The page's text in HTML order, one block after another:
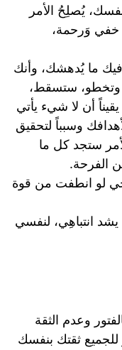
يُصلِحُ الأمر
وَرحمة،
ما يُدهشك، وأنك
وتخطو، ستسقط،
أن لا شيء يأتي
وسبباً لتحقيق
ستجد كل ما
الفرحة.
لو انطفت من قوة
يشد انتباهِي، لنفسي
وعدم الثقة
للجميع ثقتك بنفسك